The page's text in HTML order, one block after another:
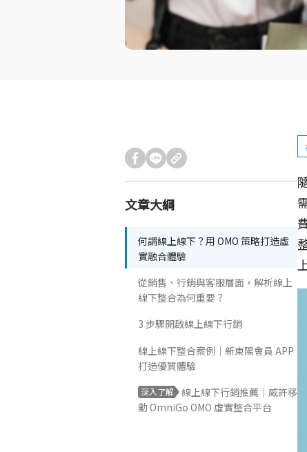
文章大綱
何謂線上線下？用 OMO 策略打造虛
實融合體驗
從銷售、行銷與客服層面，解析線上
線下整合為何重要？
3 步驟開啟線上線下行銷
線上線下整合案例｜新東陽會員 APP
打造優質體驗
深入了解
線上線下行銷推薦｜威許移
動 OmniGo OMO 虛實整合平台